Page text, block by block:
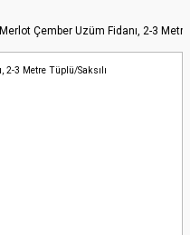
Merlot Çember Üzüm Fidanı, 2-3 Metre